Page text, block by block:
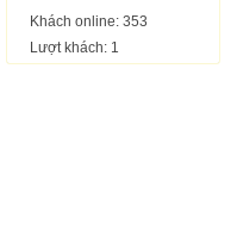
Khách online: 353
Lượt khách: 1